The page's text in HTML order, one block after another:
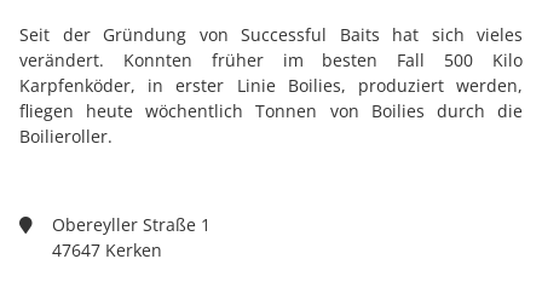
Seit der Gründung von Successful Baits hat sich vieles
verändert. Konnten früher im besten Fall 500 Kilo
Karpfenköder, in erster Linie Boilies, produziert werden,
fliegen heute wöchentlich Tonnen von Boilies durch die
Boilieroller.
Obereyller Straße 1
47647 Kerken